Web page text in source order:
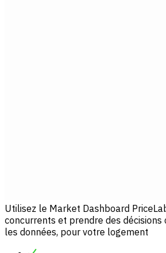
Utilisez le Market Dashboard
concurrents et prendre des décisions
les données, pour votre logement